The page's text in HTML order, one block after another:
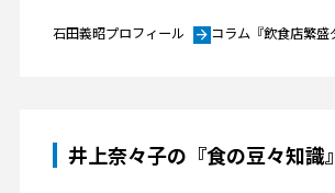
石田義昭プロフィール arrow_forwardコラム『飲食店繁盛
井上奈々子の『食の豆々知識』